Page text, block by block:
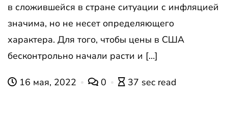
в сложившейся в стране ситуации с инфляцией
значима, но не несет определяющего
характера. Для того, чтобы цены в США
бесконтрольно начали расти и […]
16 мая, 2022 0 37 sec read